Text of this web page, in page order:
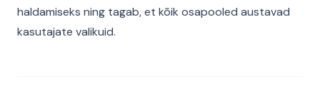
haldamiseks ning tagab, et kõik osapooled austavad
kasutajate valikuid.